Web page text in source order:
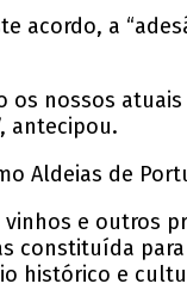
acordo, a
os nossos
antecipou.
Aldeias de
e outros
constituída
histórico e